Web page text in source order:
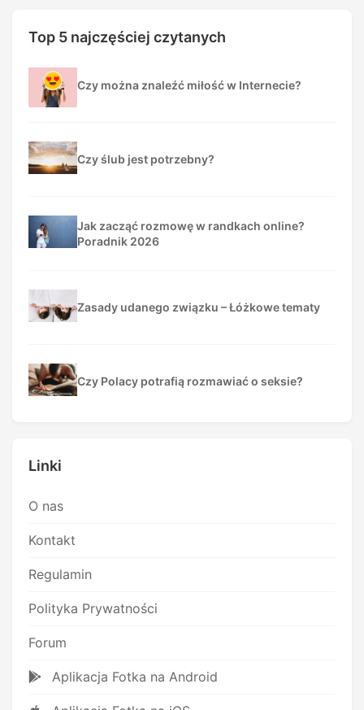
Top 5 najczęściej czytanych
Czy można znaleźć miłość w Internecie?
Czy ślub jest potrzebny?
Jak zacząć rozmowę w randkach online?
Poradnik 2026
Zasady udanego związku – Łóżkowe tematy
Czy Polacy potrafią rozmawiać o seksie?
Linki
O nas
Kontakt
Regulamin
Polityka Prywatności
Forum
Aplikacja Fotka na Android